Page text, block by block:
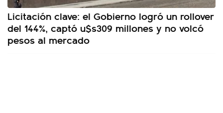
Licitación clave: el Gobierno logró un rollover
del 144%, captó u$s309 millones y no volcó
pesos al mercado